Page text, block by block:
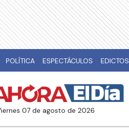
POLÍTICA ESPECTÁCULOS EDICTOS
viernes 07 de agosto de 2026